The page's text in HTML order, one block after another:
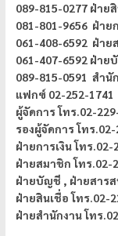
089-815-0277 ฝ่าย
081-801-9656 ฝ่าย
061-408-6592 ฝ่าย
061-407-6592 ฝ่าย
089-815-0591 สำนั
แฟกซ์ 02-252-1741
ผู้จัดการโทร.02-
รองผู้จัดการ โทร
ฝ่ายการเงิน โทร.02-
ฝ่ายสมาชิก โทร.02-
ฝ่ายบัญชี , ฝ่ายสาร
ฝ่ายสินเชื่อ โทร.02-
ฝ่ายสำนักงาน โทร